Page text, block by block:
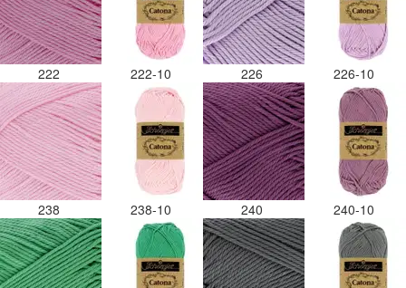
222 222-10 226 226-10
238 238-10 240 240-10